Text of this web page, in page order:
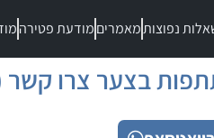
נפוצותמאמריםמודעת פטירה
בצער צרו קשר